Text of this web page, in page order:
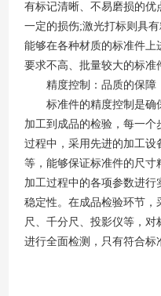
有标记清晰、不易磨损的
一定的损伤;激光打标则具
能够在各种材质的标准件
要求不高、批量较大的标准
精度控制：品质的保障
标准件的精度控制是确
加工到成品的检验，每一
过程中，采用先进的加工
等，能够保证标准件的尺
加工过程中的各项参数进
稳定性。在成品检验环节
尺、千分尺、投影仪等，
进行全面检测，只有符合标